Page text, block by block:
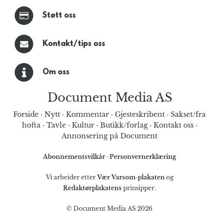
Støtt oss
Kontakt/tips oss
Om oss
Document Media AS
Forside · Nytt · Kommentar · Gjesteskribent · Sakset/fra
hofta· Tavle· Kultur· Butikk/forlag· Kontakt oss·
Annonsering på Document
Abonnementsvilkår · Personvernerklæring
Vi arbeider etterVær Varsom-plakatenog
Redaktørplakatens prinsipper.
© Document Media AS 2026